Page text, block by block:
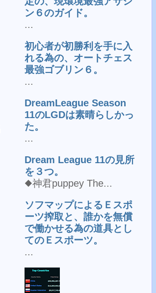
ン６のガイド。
...
初心者が初勝利を手に入
れる為の、オートチェス
最強ゴブリン６。
...
DreamLeague Season
11のLGDは素晴らしかっ
た。
...
Dream League 11の見所
を３つ。
◆神君puppey The...
ソフマップによるＥスポ
ーツ搾取と、誰かを無償
で働かせる為の道具とし
てのＥスポーツ。
...